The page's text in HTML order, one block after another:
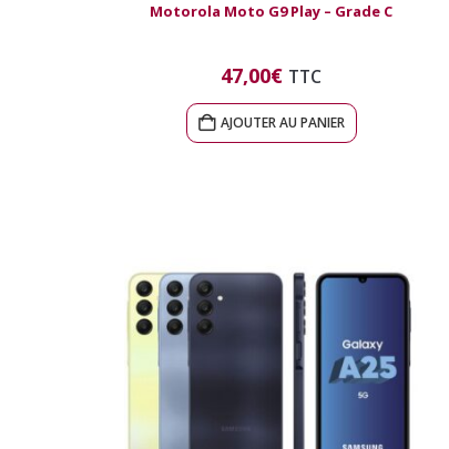
Motorola Moto G9 Play – Grade C
47,00€ TTC
AJOUTER AU PANIER